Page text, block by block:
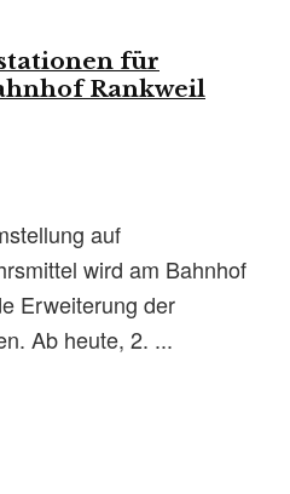
für
Rankweil
auf
wird am Bahnhof
Erweiterung der
Ab heute, 2. ...